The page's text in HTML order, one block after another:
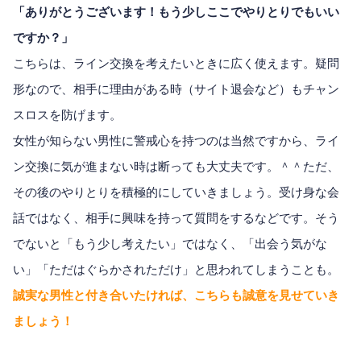
「ありがとうございます！もう少しここでやりとりでもいい
ですか？」
こちらは、ライン交換を考えたいときに広く使えます。疑問
形なので、相手に理由がある時（サイト退会など）もチャン
スロスを防げます。
女性が知らない男性に警戒心を持つのは当然ですから、ライ
ン交換に気が進まない時は断っても大丈夫です。＾＾ただ、
その後のやりとりを積極的にしていきましょう。受け身な会
話ではなく、相手に興味を持って質問をするなどです。そう
でないと「もう少し考えたい」ではなく、「出会う気がな
い」「ただはぐらかされただけ」と思われてしまうことも。
誠実な男性と付き合いたければ、こちらも誠意を見せていき
ましょう！